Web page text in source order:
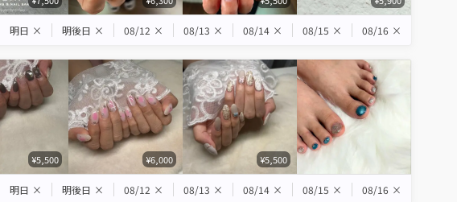
明日 × 明後日 × 08/12 × 08/13 × 08/14 × 08/15 × 08/16 ×
¥5,500 ¥6,000 ¥5,500
明日 × 明後日 × 08/12 × 08/13 × 08/14 × 08/15 × 08/16 ×